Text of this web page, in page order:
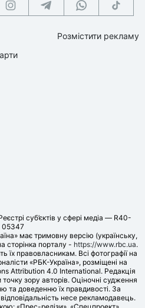
Розмістити рекламу
суб’єктів у сфері медіа — R40-
05347
має тримовну версію (українську,
сторінка порталу - https://www.rbc.ua.
їх правовласникам. Всі фотографії на
«РБК-Україна», розміщені на
Attribution 4.0 International. Редакція
зору авторів. Оціночні судження
та доведенню їх правдивості. За
несе рекламодавець.